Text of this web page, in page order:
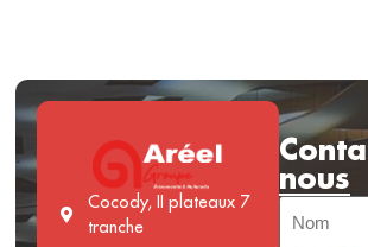
Cocody, II plateaux 7
tranche
nous